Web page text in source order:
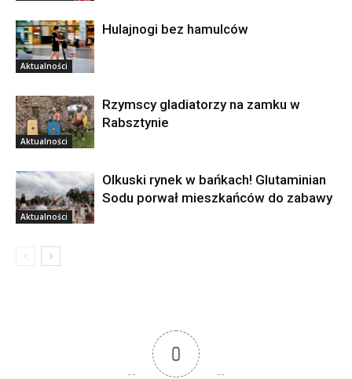
Aktualności
Hulajnogi bez hamulców
Aktualności
Rzymscy gladiatorzy na zamku w
Rabsztynie
Aktualności
Olkuski rynek w bańkach! Glutaminian
Sodu porwał mieszkańców do zabawy
0